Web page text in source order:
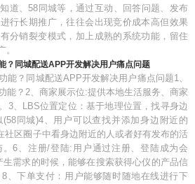
道、58同城等，通过互动、回答问题、发布
行长期推广，往往会出现竞价成本高但效果
分销裂变模式，加上成熟的系统功能，留住
？同城配送APP开发解决用户痛点问题
能？同城配送APP开发解决用户痛点问题1、
能？2、商家展示位:提供本地生活服务、商家
3、LBS位置定位：基于地理位置，找寻身边
同城)4、用户可以查找并添加身边附近的
社区圈子中看身边附近的人或者好有发布的活
6、注册/登陆:用户通过注册、登陆成为会
生需求的时候，能够在搜索获得心仪的产品信
、下单支付：用户能够随时随地在线进行下